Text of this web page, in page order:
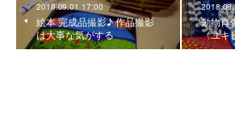
2018.09.01 17:00
絵本 完成品撮影♪ 作品撮影
は大事な気がする
動物肖
〈ユキ